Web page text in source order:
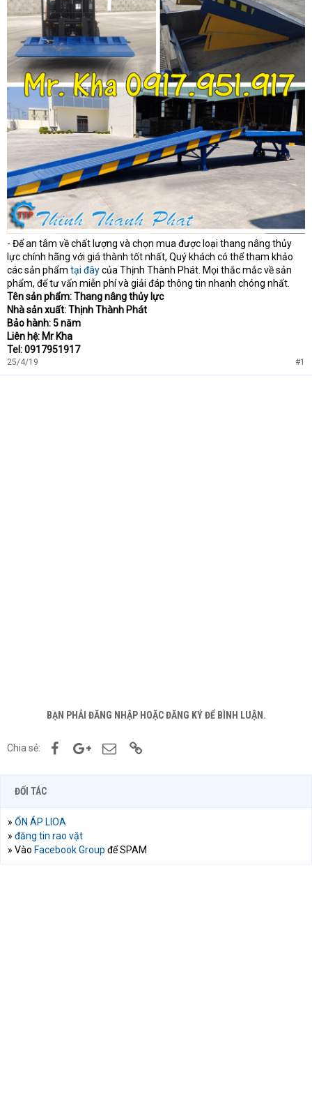
- Để an tâm về chất lượng và chọn mua được loại thang nâng thủy
lực chính hãng với giá thành tốt nhất, Quý khách có thể tham khảo
các sản phẩm tại đâycủa Thịnh Thành Phát. Mọi thắc mắc về sản
phẩm, để tư vấn miễn phí và giải đáp thông tin nhanh chóng nhất.
Tên sản phẩm: Thang nâng thủy lực
Nhà sản xuất: Thịnh Thành Phát
Bảo hành: 5 năm
Liên hệ: Mr Kha
Tel: 0917951917
25/4/19 #1
BẠN PHẢI ĐĂNG NHẬP HOẶC ĐĂNG KÝ ĐỂ BÌNH LUẬN.
Chia sẻ: FacebookGoogle+Email
ĐỐI TÁC
» ỔN ÁP LIOA
» đăng tin rao vặt
» Vào Facebook Group để SPAM